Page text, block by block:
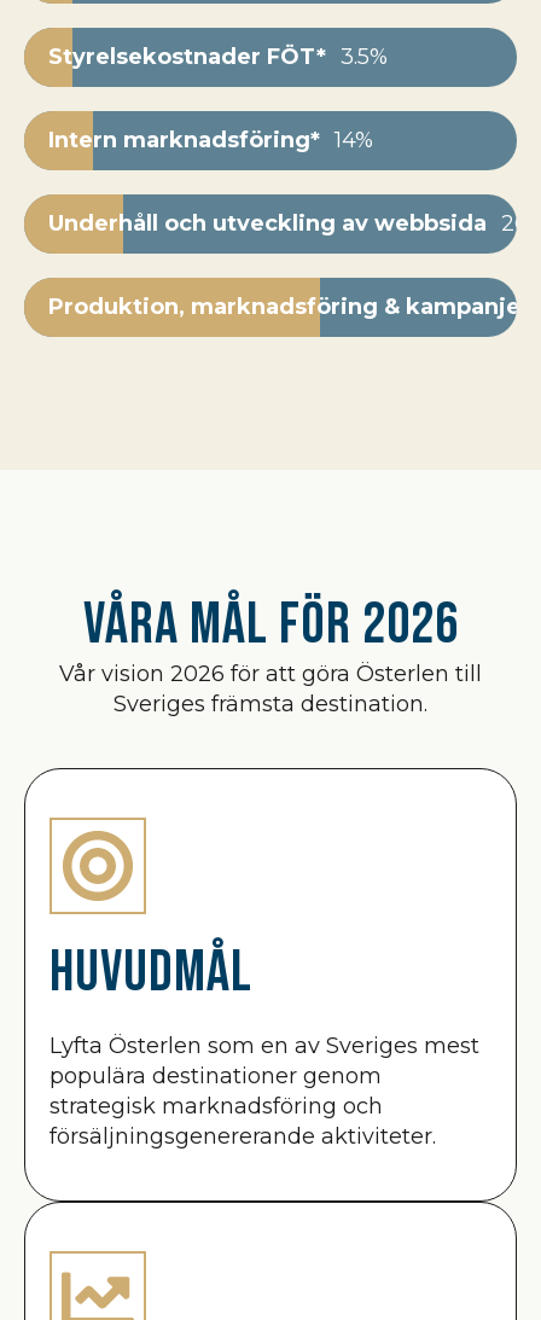
Styrelsekostnader FÖT* 3.5%
Intern marknadsföring* 14%
Underhåll och utveckling av webbsida
Produktion, marknadsföring & kampanjer
Våra mål för 2026
Vår vision 2026 för att göra Österlen till
Sveriges främsta destination.
Huvudmål
Lyfta Österlen som en av Sveriges mest
populära destinationer genom
strategisk marknadsföring och
försäljningsgenererande aktiviteter.